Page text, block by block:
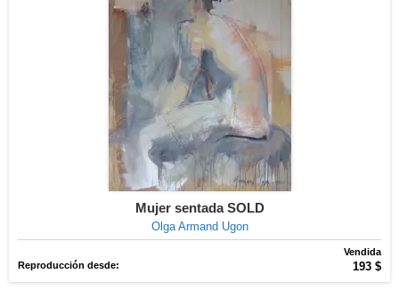
Mujer sentada SOLD
Olga Armand Ugon
Vendida
Reproducción desde:
193 $